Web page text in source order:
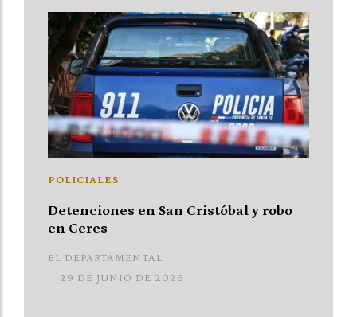
Detenciones en San Cristóbal y robo
en Ceres
EL DEPARTAMENTAL
POLICIALES
29 DE JUNIO DE 2026